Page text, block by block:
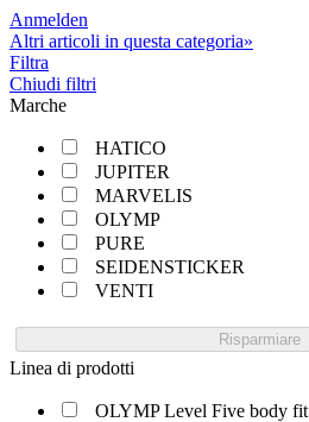
Anmelden
Altri articoli in questa categoria»
Filtra
Chiudi filtri
Marche
HATICO
JUPITER
MARVELIS
OLYMP
PURE
SEIDENSTICKER
VENTI
Risparmiare
Linea di prodotti
OLYMP Level Five body fit